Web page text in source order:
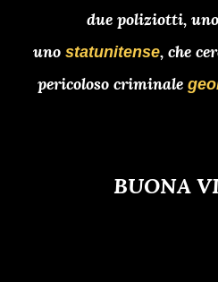
due poliziotti, uno
uno statunitense, che
pericoloso criminale
BUONA